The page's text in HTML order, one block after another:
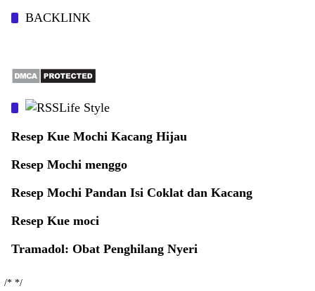
BACKLINK
Life Style
Resep Kue Mochi Kacang Hijau
Resep Mochi menggo
Resep Mochi Pandan Isi Coklat dan Kacang
Resep Kue moci
Tramadol: Obat Penghilang Nyeri
/* */